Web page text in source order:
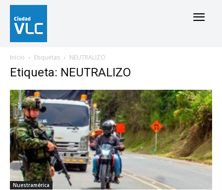
Inicio Etiquetas NEUTRALIZO
Etiqueta: NEUTRALIZO
Nuestramérica